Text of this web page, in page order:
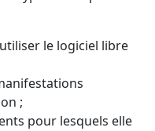
le logiciel libre
;
pour lesquels elle